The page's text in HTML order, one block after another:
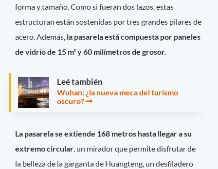
forma y tamaño. Como si fueran dos lazos, estas
estructuran están sostenidas por tres grandes pilares de
acero. Además, la pasarela está compuesta por paneles
de vidrio de 15 m² y 60 milímetros de grosor.
Leé también
Wuhan: ¿la nueva meca del turismo
oscuro?
La pasarela se extiende 168 metros hasta llegar a su
extremo circular, un mirador que permite disfrutar de
la belleza de la garganta de Huangteng, un desfiladero